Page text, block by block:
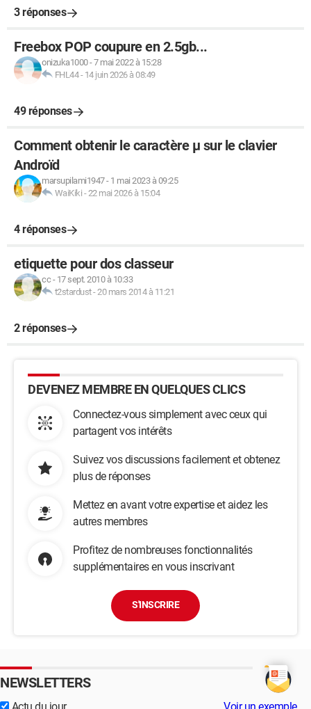
3 réponses
Freebox POP coupure en 2.5gb...
onizuka1000-7 mai 2022 à 15:28
FHL44- 14 juin 2026 à 08:49
49 réponses
Comment obtenir le caractère µ sur le clavier
Androïd
marsupilami1947- 1 mai 2023 à 09:25
WaiKiki -22 mai 2026 à 15:04
4 réponses
etiquette pour dos classeur
cc - 17 sept. 2010 à 10:33
t2stardust-20 mars 2014 à 11:21
2 réponses
DEVENEZ MEMBRE EN QUELQUES CLICS
Connectez-vous simplement avec ceux qui
partagent vos intérêts
Suivez vos discussions facilement et obtenez
plus de réponses
Mettez en avant votre expertise et aidez les
autres membres
Profitez de nombreuses fonctionnalités
supplémentaires en vous inscrivant
S'INSCRIRE
NEWSLETTERS